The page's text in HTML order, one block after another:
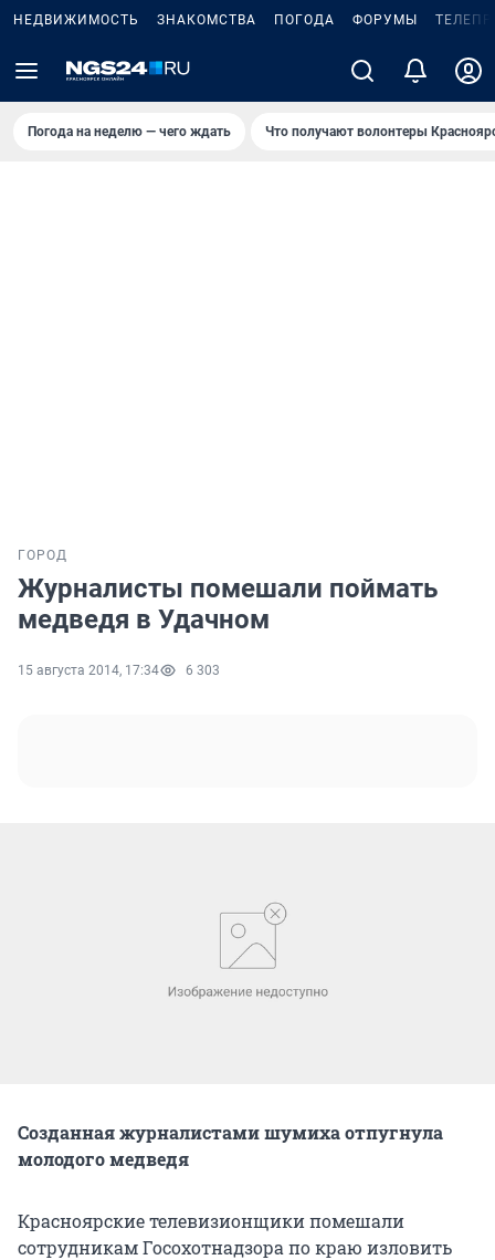
НЕДВИЖИМОСТЬ ЗНАКОМСТВА ПОГОДА ФОРУМЫ
Погода на неделю — чего ждать Что получают волонтеры
ГОРОД
Журналисты помешали поймать
медведя в Удачном
15 августа 2014, 17:34 6 303
Созданная журналистами шумиха отпугнула
молодого медведя
Красноярские телевизионщики помешали
сотрудникам Госохотнадзора по краю изловить